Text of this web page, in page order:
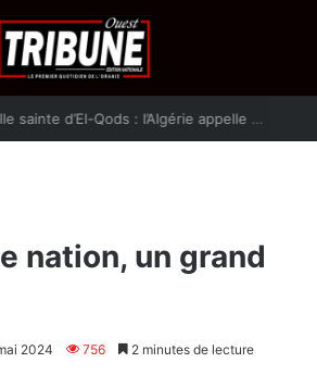
nation, un grand
2024 756 2 minutes de lecture